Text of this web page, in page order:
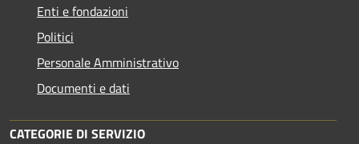
Enti e fondazioni
Politici
Personale Amministrativo
Documenti e dati
CATEGORIE DI SERVIZIO